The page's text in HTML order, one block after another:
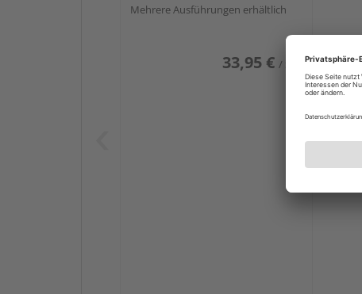
Mehrere Ausführungen erhältlich
33,95 € / Stk.